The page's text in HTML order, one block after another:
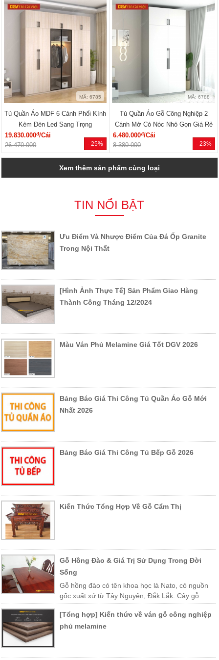
- 25%
MÃ: 6785
Tủ Quần Áo MDF 6 Cánh Phối Kính
Kèm Đèn Led Sang Trọng
19.830.000đ/Cái
26.470.000
- 23%
MÃ: 6788
Tủ Quần Áo Gỗ Công Nghiệp 2
Cánh Mở Có Nóc Nhỏ Gọn Giá Rẻ
6.480.000đ/Cái
8.380.000
Xem thêm sản phẩm cùng loại
TIN NỔI BẬT
Ưu Điểm Và Nhược Điểm Của Đá Ốp Granite
Trong Nội Thất
[Hình Ảnh Thực Tế] Sản Phẩm Giao Hàng
Thành Công Tháng 12/2024
Màu Ván Phủ Melamine Giá Tốt DGV 2026
Bảng Báo Giá Thi Công Tủ Quần Áo Gỗ Mới
Nhất 2026
Bảng Báo Giá Thi Công Tủ Bếp Gỗ 2026
Kiến Thức Tổng Hợp Về Gỗ Cẩm Thị
Gỗ Hồng Đào & Giá Trị Sử Dụng Trong Đời
Sống
Gỗ hồng đào có tên khoa học là Nato, có nguồn
gốc xuất xứ từ Tây Nguyên, Đắk Lắk. Cây gỗ
được trồng nhiều ở các vùng miền Trung Việt Nam như Khánh Hòa,
Phú Yên, Lào, Campuchia…[Tổng hợp] Kiến thức về ván gỗ công nghiệp
phủ melamine